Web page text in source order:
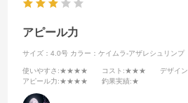
アピール力
サイズ：4.0号 カラー：ケイムラ-アザレシュリンプ
使いやすさ :★★★★ コスト :★★★ デザイン
アピール力:★★★★ 釣果実績:★